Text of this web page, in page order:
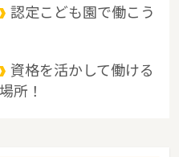
認定こども園で働こう
資格を活かして働ける
場所！